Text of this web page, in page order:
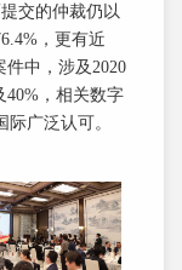
交的仲裁仍以
，更有近
件中，涉及2020
40%，相关数字
广泛认可。